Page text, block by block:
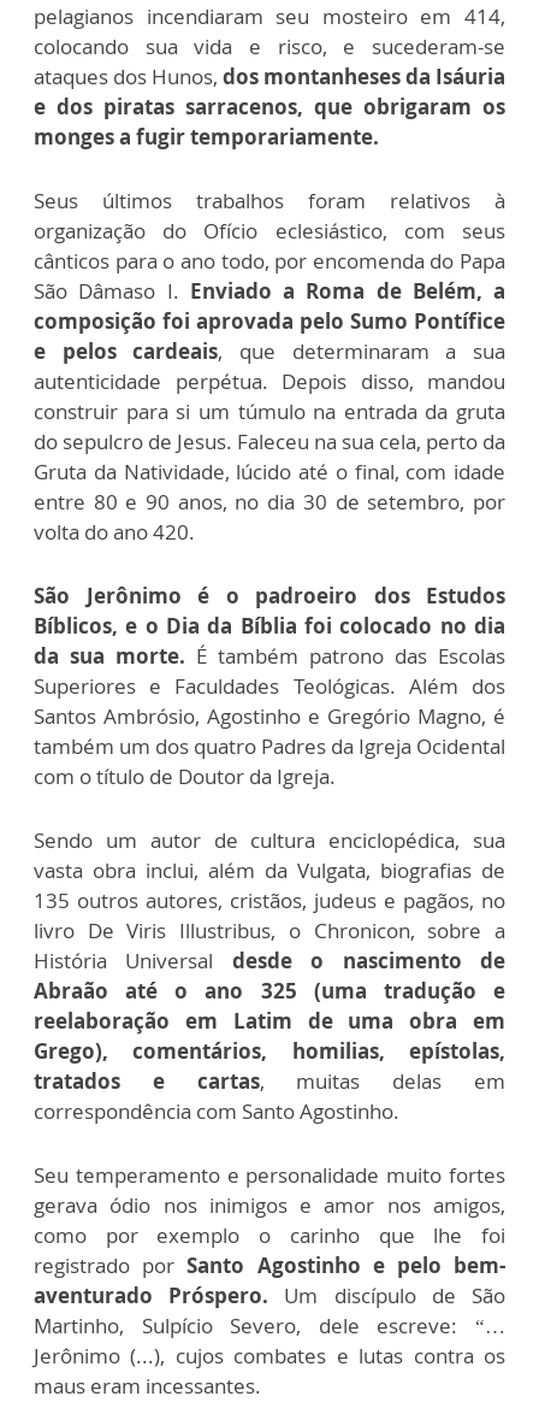
pelagianos incendiaram seu mosteiro em 414,
colocando sua vida e risco, e sucederam-se
ataques dos Hunos, dos montanheses da Isáuria
e dos piratas sarracenos, que obrigaram os
monges a fugir temporariamente.
Seus últimos trabalhos foram relativos à
organização do Ofício eclesiástico, com seus
cânticos para o ano todo, por encomenda do Papa
São Dâmaso I. Enviado a Roma de Belém, a
composição foi aprovada pelo Sumo Pontífice
e pelos cardeais, que determinaram a sua
autenticidade perpétua. Depois disso, mandou
construir para si um túmulo na entrada da gruta
do sepulcro de Jesus. Faleceu na sua cela, perto da
Gruta da Natividade, lúcido até o final, com idade
entre 80 e 90 anos, no dia 30 de setembro, por
volta do ano 420.
São Jerônimo é o padroeiro dos Estudos
Bíblicos, e o Dia da Bíblia foi colocado no dia
da sua morte. É também patrono das Escolas
Superiores e Faculdades Teológicas. Além dos
Santos Ambrósio, Agostinho e Gregório Magno, é
também um dos quatro Padres da Igreja Ocidental
com o título de Doutor da Igreja.
Sendo um autor de cultura enciclopédica, sua
vasta obra inclui, além da Vulgata, biografias de
135 outros autores, cristãos, judeus e pagãos, no
livro De Viris Illustribus, o Chronicon, sobre a
História Universal desde o nascimento de
Abraão até o ano 325 (uma tradução e
reelaboração em Latim de uma obra em
Grego), comentários, homilias, epístolas,
tratados e cartas, muitas delas em
correspondência com Santo Agostinho.
Seu temperamento e personalidade muito fortes
gerava ódio nos inimigos e amor nos amigos,
como por exemplo o carinho que lhe foi
registrado porSanto Agostinho e pelo bem-
aventurado Próspero. Um discípulo de São
Martinho, Sulpício Severo, dele escreve: “…
Jerônimo (...), cujos combates e lutas contra os
maus eram incessantes.